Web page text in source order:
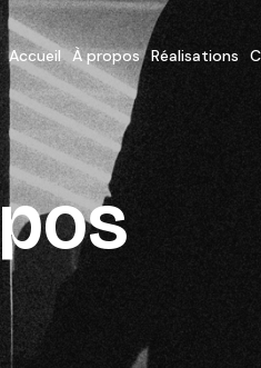
Accueil À propos Réalisations